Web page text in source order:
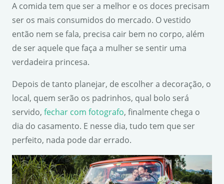
A comida tem que ser a melhor e os doces precisam
ser os mais consumidos do mercado. O vestido
então nem se fala, precisa cair bem no corpo, além
de ser aquele que faça a mulher se sentir uma
verdadeira princesa.
Depois de tanto planejar, de escolher a decoração, o
local, quem serão os padrinhos, qual bolo será
servido, fechar com fotografo, finalmente chega o
dia do casamento. E nesse dia, tudo tem que ser
perfeito, nada pode dar errado.